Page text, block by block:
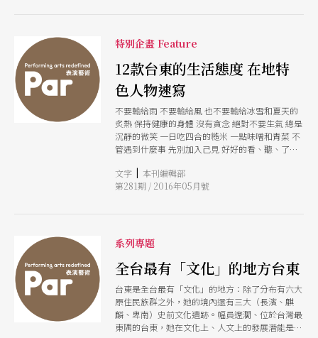
IG用得淋漓盡致，鋪天蓋地分享演出資訊，連我的
否，就是轟炸式宣傳，能多賣一張都好。甚至在排
練當
特別企畫 Feature
12款台東的生活態度 在地特
色人物速寫
不要輸給雨 不要輸給風 也不要輸給冰雪和夏天的
炙熱 保持健康的身體 沒有貪念 絕對不要生氣 總是
沉靜的微笑 一日吃四合的糙米 一點味噌和青菜 不
管遇到什麼事 先別加入己見 好好的看、聽、了解
棲身的小小的茅草屋 ──宮澤賢治《不怕風雨》
雨ニモマケズ 台東當然不只藝術，老實說，藝術
市區、在台11線、漂浮在都蘭、在鸞山、在知本
有些理解是唯有實際抵達才能夠獲得，走吧，一起
穿過入口，去台東。
文字 | 本刊編輯部
第281期 / 2016年05月號
系列專題
全台最有「文化」的地方台東
台東是全台最有「文化」的地方：除了分布有六大
原住民族群之外，她的境內還有三大（長濱、麒
麟、卑南）史前文化遺跡。幅員遼濶、位於台灣最
東隅的台東，她在文化上、人文上的發展潛能是無